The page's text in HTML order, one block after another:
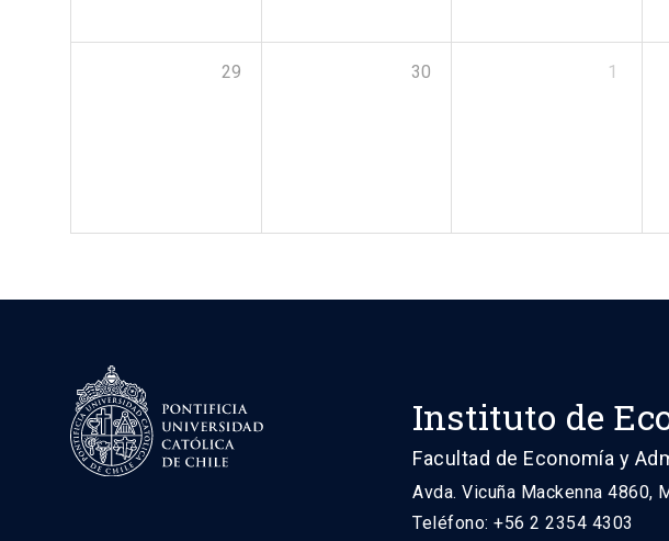
29 30 1
Instituto de
Facultad de Economía y
Avda. Vicuña Mackenna 4860,
Teléfono: +56 2 2354 4303